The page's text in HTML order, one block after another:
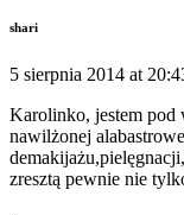
shari
5 sierpnia 2014 at
Karolinko, jestem pod
nawilżonej
zresztą pewnie nie